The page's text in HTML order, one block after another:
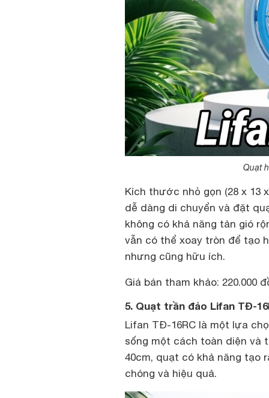
Quạt
Kích thước nhỏ gọn (28 x 13
dễ dàng di chuyển và đặt
không có khả năng tản gió
vẫn có thể xoay tròn để tạo
nhưng cũng hữu ích.
Giá bán tham khảo: 220.000
5. Quạt trần đảo Lifan TĐ-
Lifan TĐ-16RC là một lựa
sống một cách toàn diện và
40cm, quạt có khả năng tạo
chóng và hiệu quả.